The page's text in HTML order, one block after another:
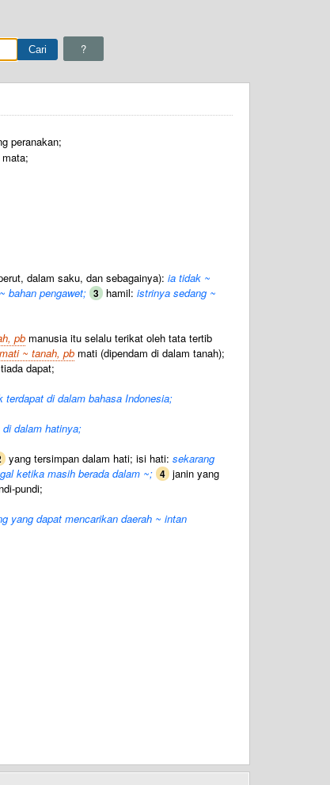
?
peranakan;
dalam saku, dan sebagainya): ia tidak ~
bahan pengawet; 3 hamil: istrinya sedang ~
pb manusia itu selalu terikat oleh tata tertib
mati ~ tanah, pb mati (dipendam di dalam tanah);
dapat;
di dalam bahasa Indonesia;
dalam hatinya;
yang tersimpan dalam hati; isi hati: sekarang
ketika masih berada dalam ~; 4 janin yang
pundi;
yang dapat mencarikan daerah ~ intan